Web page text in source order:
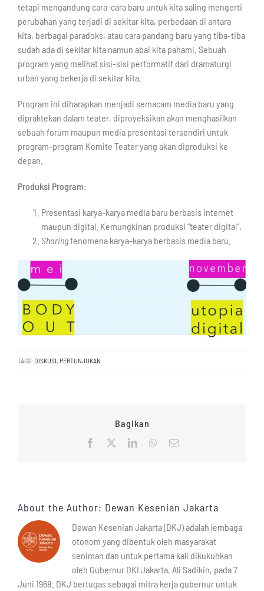
tetapi mengandung cara-cara baru untuk kita saling mengerti
perubahan yang terjadi di sekitar kita, perbedaan di antara
kita, berbagai paradoks, atau cara pandang baru yang tiba-tiba
sudah ada di sekitar kita namun abai kita pahami. Sebuah
program yang melihat sisi-sisi performatif dari dramaturgi
urban yang bekerja di sekitar kita.
Program ini diharapkan menjadi semacam media baru yang
dipraktekan dalam teater, diproyeksikan akan menghasilkan
sebuah forum maupun media presentasi tersendiri untuk
program-program Komite Teater yang akan diproduksi ke
depan.
Produksi Program:
Presentasi karya-karya media baru berbasis internet
maupun digital. Kemungkinan produksi “teater digital”,
Sharingfenomena karya-karya berbasis media baru.
TAGS: DISKUSI, PERTUNJUKAN
Bagikan
Facebook LinkedInWhatsApp
Email
About the Author: Dewan Kesenian Jakarta
Dewan Kesenian Jakarta (DKJ) adalah lembaga
otonom yang dibentuk oleh masyarakat
seniman dan untuk pertama kali dikukuhkan
oleh Gubernur DKI Jakarta, Ali Sadikin, pada 7
Juni 1968. DKJ bertugas sebagai mitra kerja gubernur untuk